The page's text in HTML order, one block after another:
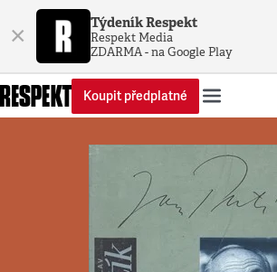
× Týdeník Respekt
Respekt Media
ZDARMA - na Google Play
Koupit předplatné